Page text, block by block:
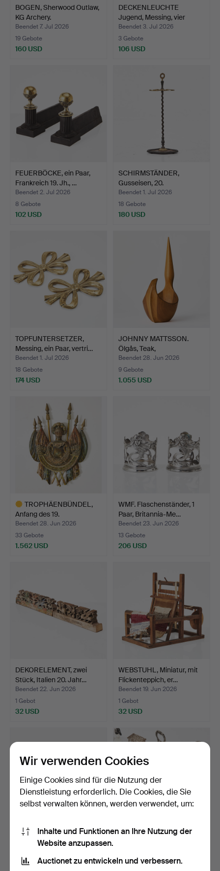
BOGEN, Sherwood Outlaw,
KG Archery.
Beendet 7. Jul 2026
19 Gebote
160 USD
DECKENLEUCHTE
Jugend, Messing, vier
Lichtp…
Beendet 3. Jul 2026
3 Gebote
106 USD
FEUERBÖCKE, ein Paar,
Frankreich 19. Jh., …
Beendet 2. Jul 2026
8 Gebote
102 USD
SCHIRMSTÄNDER,
Gusseisen, 20.
Jahrhundert.
Beendet 1. Jul 2026
18 Gebote
180 USD
TOPFUNTERSETZER,
Messing, ein Paar, vertri…
Beendet 1. Jul 2026
18 Gebote
174 USD
JOHNNY MATTSSON.
Ölgås, Teak,
ungewöhnlich…
Beendet 28. Jun 2026
9 Gebote
1.055 USD
TROPHÄENBÜNDEL,
Anfang des 19.
Jahrhundert…
Beendet 28. Jun 2026
33 Gebote
1.562 USD
WMF. Flaschenständer, 1
Paar, Britannia-Me…
Beendet 23. Jun 2026
13 Gebote
206 USD
DEKORELEMENT, zwei
Stück, Italien 20. Jahr…
Beendet 22. Jun 2026
1 Gebot
32 USD
WEBSTUHL, Miniatur, mit
Flickenteppich, er…
Beendet 19. Jun 2026
1 Gebot
32 USD
MASERHOLZSCHALE,
Holz, monogrammsigniert
O…
8 Gebote
KURIOSA, u.a. mit
Wir verwenden Cookies
Einige Cookies sind für die Nutzung der
Dienstleistung erforderlich. Die Cookies, die Sie
selbst verwalten können, werden verwendet, um:
Inhalte und Funktionen an Ihre Nutzung der
Website anzupassen.
Auctionet zu entwickeln und verbessern.